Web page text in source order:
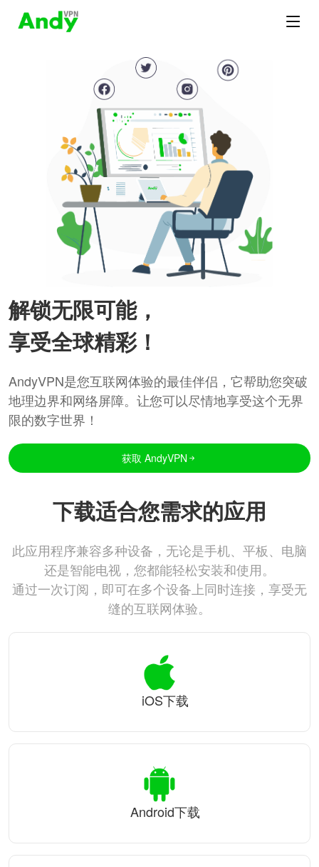
解锁无限可能，
享受全球精彩！
AndyVPN是您互联网体验的最佳伴侣，它帮助您突破
地理边界和网络屏障。让您可以尽情地享受这个无界
限的数字世界！
获取 AndyVPN
下载适合您需求的应用
此应用程序兼容多种设备，无论是手机、平板、电脑
还是智能电视，您都能轻松安装和使用。
通过一次订阅，即可在多个设备上同时连接，享受无
缝的互联网体验。
iOS下载
Android下载